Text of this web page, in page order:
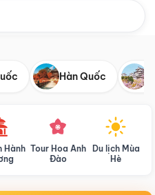
Hàn Quốc
Hành Tour Hoa Anh
Đào
Du lịch Mùa
Hè